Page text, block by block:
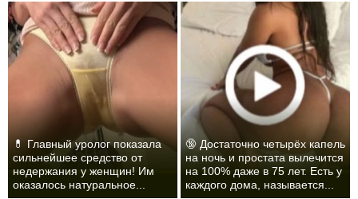
💊 Главный уролог показала
сильнейшее средство от
недержания у женщин! Им
оказалось натуральное...
🔞 Достаточно четырёх капель
на ночь и простата вылечится
на 100% даже в 75 лет. Есть у
каждого дома, называется...